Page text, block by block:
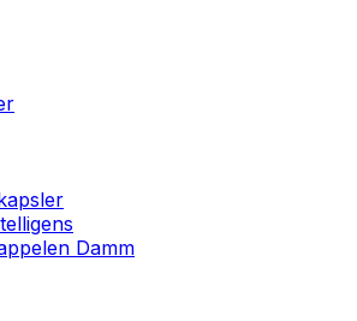
Damm